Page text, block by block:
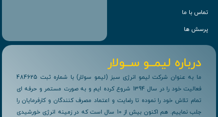
تماس با ما
پرسش ها
درباره لیمــو ســولار
ما به عنوان شرکت لیمو انرژی سبز (لیمو سولار) با شماره ثبت 484625
فعالیت خود را در سال 1394 شروع کرده ایم و به صورت مستمر و حرفه ای
تمام تلاش خود را نموده تا رضایت و اعتماد مصرف کنندگان و کارفرمایان را
جلب نماییم. هم اکنون بیش از 10 سال است که در زمینه انرژی خورشیدی